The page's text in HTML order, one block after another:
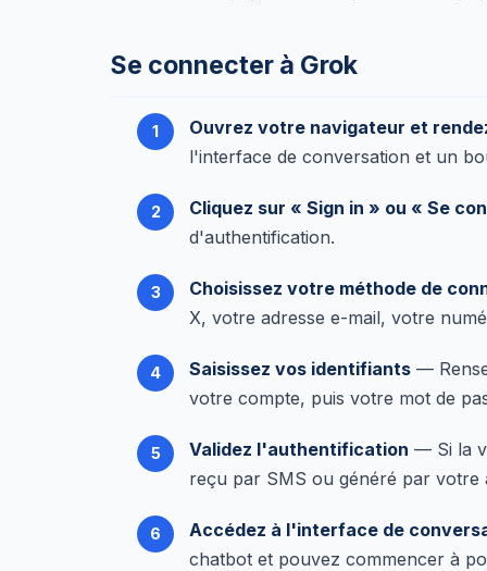
Se connecter à Grok
Ouvrez votre navigateur et
l'interface de conversation et un
Cliquez sur « Sign in » ou « Se
d'authentification.
Choisissez votre méthode de
X, votre adresse e-mail, votre
Saisissez vos identifiants —
votre compte, puis votre mot de
Validez l'authentification — Si la
reçu par SMS ou généré par votre
Accédez à l'interface de
chatbot et pouvez commencer à